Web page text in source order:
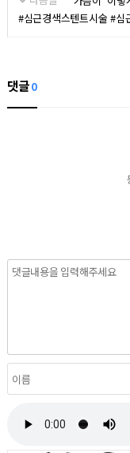
#심근경색스텐트시술 #심
댓글0